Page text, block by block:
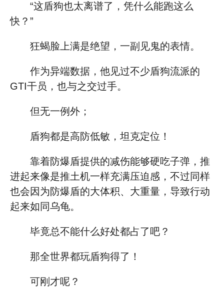
“这盾狗也太离谱了，凭什么能跑这么
快？”
狂蝎脸上满是绝望，一副见鬼的表情。
作为异端数据，他见过不少盾狗流派的
GTI干员，也与之交过手。
但无一例外；
盾狗都是高防低敏，坦克定位！
靠着防爆盾提供的减伤能够硬吃子弹，推
进起来像是推土机一样充满压迫感，不过同样
也会因为防爆盾的大体积、大重量，导致行动
起来如同乌龟。
毕竟总不能什么好处都占了吧？
那全世界都玩盾狗得了！
可刚才呢？